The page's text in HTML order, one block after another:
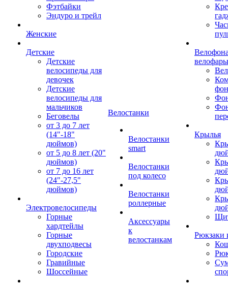
Фэтбайки
Эндуро и трейл
Женские
Детские
Детские
велосипеды для
девочек
Детские
велосипеды для
мальчиков
Беговелы
от 3 до 7 лет
(14"-18"
дюймов)
от 5 до 8 лет (20"
дюймов)
от 7 до 16 лет
(24"-27,5"
дюймов)
Электровелосипеды
Горные
хардтейлы
Горные
двухподвесы
Городские
Гравийные
Шоссейные
Велостанки
Велостанки
smart
Велостанки
под колесо
Велостанки
роллерные
Аксессуары
к
велостанкам
велофары
Крылья
Рюкзаки